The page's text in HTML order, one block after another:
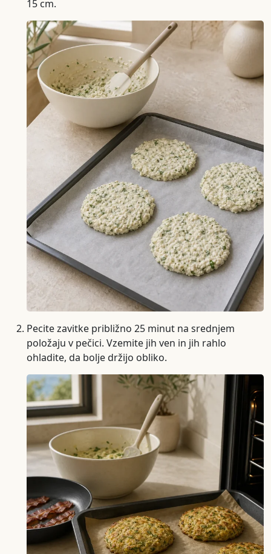
15 cm.
Pecite zavitke približno 25 minut na srednjem
položaju v pečici. Vzemite jih ven in jih rahlo
ohladite, da bolje držijo obliko.